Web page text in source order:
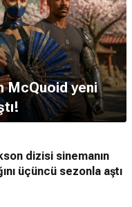
McQuoid yeni
dizisi sinemanın
üçüncü sezonla aştı